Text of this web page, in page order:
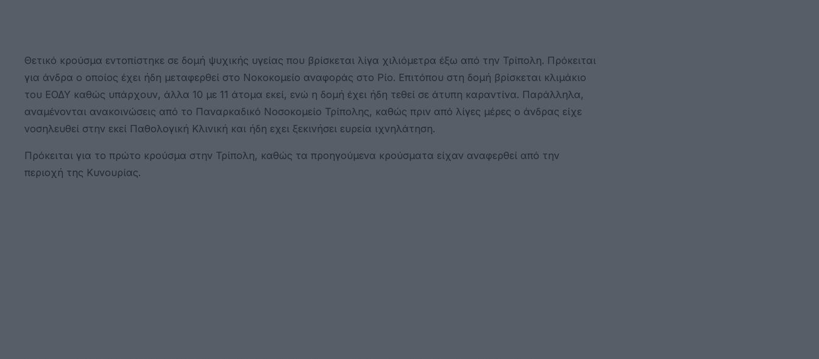
Θετικό κρούσμα εντοπίστηκε σε δομή ψυχικής υγείας που βρίσκεται λίγα χιλιόμετρα έξω από την Τρίπολη. Πρόκειται
για άνδρα ο οποίος έχει ήδη μεταφερθεί στο Νοκοκομείο αναφοράς στο Ρίο. Επιτόπου στη δομή βρίσκεται κλιμάκιο
του ΕΟΔΥ καθώς υπάρχουν, άλλα 10 με 11 άτομα εκεί, ενώ η δομή έχει ήδη τεθεί σε άτυπη καραντίνα. Παράλληλα,
αναμένονται ανακοινώσεις από το Παναρκαδικό Νοσοκομείο Τρίπολης, καθώς πριν από λίγες μέρες ο άνδρας είχε
νοσηλευθεί στην εκεί Παθολογική Κλινική και ήδη εχει ξεκινήσει ευρεία ιχνηλάτηση.
Πρόκειται για το πρώτο κρούσμα στην Τρίπολη, καθώς τα προηγούμενα κρούσματα είχαν αναφερθεί από την
περιοχή της Κυνουρίας.